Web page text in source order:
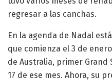
regresar a las canchas.
En la agenda de Nadal
que comienza el 3 de
de Australia, primer Grand
17 de ese mes. Ahora, su